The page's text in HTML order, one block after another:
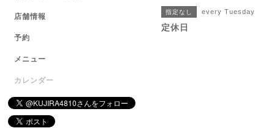
指定なし every Tuesday
定休日
店舗情報
予約
メニュー
カレンダー